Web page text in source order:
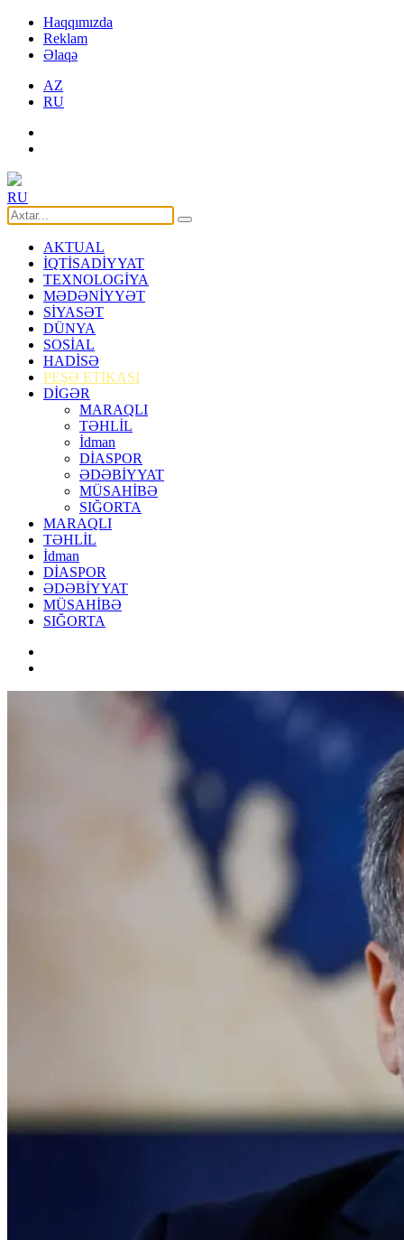
Haqqımızda
Reklam
Əlaqə
AZ
RU
RU
AKTUAL
İQTİSADİYYAT
TEXNOLOGİYA
MƏDƏNİYYƏT
SİYASƏT
DÜNYA
SOSİAL
HADİSƏ
PEŞƏ ETİKASI
DİGƏR
MARAQLI
TƏHLİL
İdman
DİASPOR
ƏDƏBİYYAT
MÜSAHİBƏ
SIĞORTA
MARAQLI
TƏHLİL
İdman
DİASPOR
ƏDƏBİYYAT
MÜSAHİBƏ
SIĞORTA